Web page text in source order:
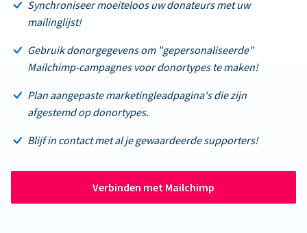
Synchroniseer moeiteloos uw donateurs met uw
mailinglijst!
Gebruik donorgegevens om "gepersonaliseerde"
Mailchimp-campagnes voor donortypes te maken!
Plan aangepaste marketingleadpagina's die zijn
afgestemd op donortypes.
Blijf in contact met al je gewaardeerde supporters!
Verbinden met Mailchimp